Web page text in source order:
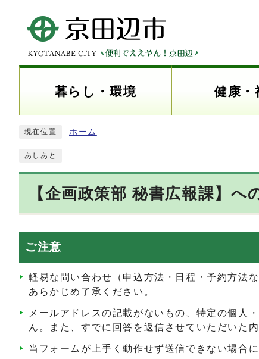
暮らし・環境 健康・
現在位置 ホーム
あしあと
【企画政策部 秘書広報課】へ
ご注意
軽易な問い合わせ（申込方法・日程・予約方法
あらかじめ了承ください。
メールアドレスの記載がないもの、特定の個人
ん。また、すでに回答を返信させていただいた
当フォームが上手く動作せず送信できない場合